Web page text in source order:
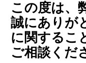
この度は、
誠にありが
に関するこ
ご相談くだ